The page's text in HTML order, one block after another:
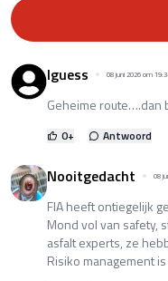
Iguess 08 juni 2026 om
Geheime route….dan
0+ Antwoord
Nooitgedacht 08
FIA heeft ontiegelijk
Mond vol van safety,
asfalt experts, ze
Risiko management